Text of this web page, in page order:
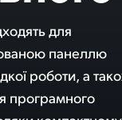
для
панеллю
роботи, а
програмного
створення
моделях 4 M/E
RS-422
функціонал, ці